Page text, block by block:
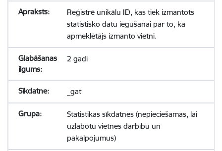
Reģistrē unikālu ID, kas tiek izmantots
statistisko datu iegūšanai par to, kā
apmeklētājs izmanto vietni.
2 gadi
_gat
Statistikas sīkdatnes (nepieciešamas, lai
uzlabotu vietnes darbību un
pakalpojumus)